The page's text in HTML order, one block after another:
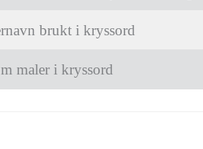
brukt i kryssord
maler i kryssord